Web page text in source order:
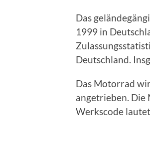
Das
1999 in
Deutschland.
Das Motorrad
angetrieben. Die
Werkscode lautet